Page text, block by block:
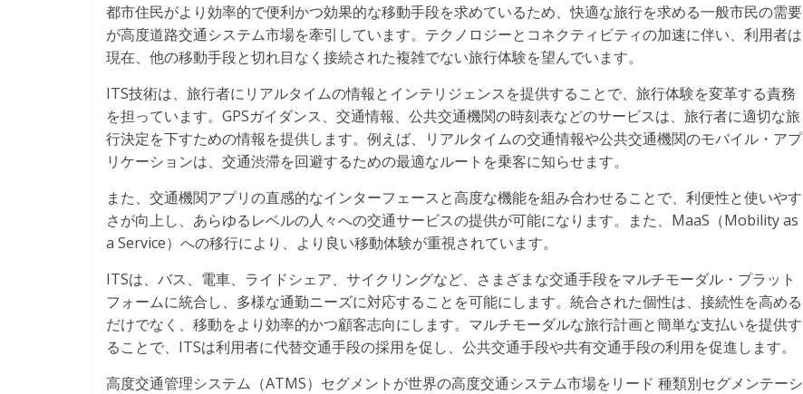
都市住民がより効率的で便利かつ効果的な移動手段を求めているため、快適な旅行を求める一般市民の需要
が高度道路交通システム市場を牽引しています。テクノロジーとコネクティビティの加速に伴い、利用者は
現在、他の移動手段と切れ目なく接続された複雑でない旅行体験を望んでいます。
ITS技術は、旅行者にリアルタイムの情報とインテリジェンスを提供することで、旅行体験を変革する責務
を担っています。GPSガイダンス、交通情報、公共交通機関の時刻表などのサービスは、旅行者に適切な旅
行決定を下すための情報を提供します。例えば、リアルタイムの交通情報や公共交通機関のモバイル・アプ
リケーションは、交通渋滞を回避するための最適なルートを乗客に知らせます。
また、交通機関アプリの直感的なインターフェースと高度な機能を組み合わせることで、利便性と使いやす
さが向上し、あらゆるレベルの人々への交通サービスの提供が可能になります。また、MaaS（Mobility as
a Service）への移行により、より良い移動体験が重視されています。
ITSは、バス、電車、ライドシェア、サイクリングなど、さまざまな交通手段をマルチモーダル・プラット
フォームに統合し、多様な通勤ニーズに対応することを可能にします。統合された個性は、接続性を高める
だけでなく、移動をより効率的かつ顧客志向にします。マルチモーダルな旅行計画と簡単な支払いを提供す
ることで、ITSは利用者に代替交通手段の採用を促し、公共交通手段や共有交通手段の利用を促進します。
高度交通管理システム（ATMS）セグメントが世界の高度交通システム市場をリード 種類別セグメンテーシ